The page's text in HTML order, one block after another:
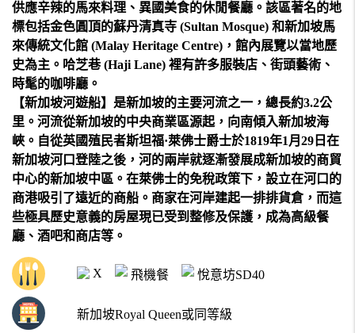
供應辛辣的馬來料理、異國美食的休閒餐廳。該區著名的地
標包括金色圓頂的蘇丹清真寺 (Sultan Mosque) 和新加坡馬
來傳統文化館 (Malay Heritage Centre)，館內展覽以當地歷
史為主。哈芝巷 (Haji Lane) 裡有許多服裝店、街頭藝術、
時髦的咖啡廳。
【新加坡河遊船】是新加坡的主要河流之一，總長約3.2公
里。河流從新加坡的中央商業區源起，向南傾入新加坡海
峽。自從英國殖民者斯坦福·萊佛士爵士於1819年1月29日在
新加坡河口登陸之後，河的兩岸就逐漸發展成新加坡的商貿
中心的新加坡中區。在萊佛士的免稅政策下，設立在河口的
商港吸引了遠近的商船。商家在河岸建起一排排貨倉，而這
些極具歷史意義的房屋現已受到整修及保護，成為高級餐
廳、酒吧和商店等。
X 飛機餐 悅意坊SD40
新加坡Royal Queen或同等級